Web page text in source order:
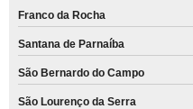
Franco da Rocha
Santana de Parnaíba
São Bernardo do Campo
São Lourenço da Serra